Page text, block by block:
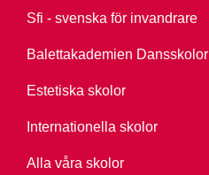
Sfi - svenska för invandrare
Balettakademien Dansskolor
Estetiska skolor
Internationella skolor
Alla våra skolor